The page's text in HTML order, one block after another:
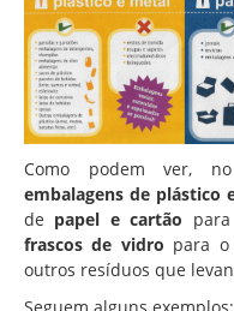
Manuais Escolares
Horários
Serviços
Secretarias
Bibliotecas
Reprografias/
Bufetes/Bares
Como podem ver,
embalagens de plástico
de papel e cartão
frascos de vidro para
outros resíduos que